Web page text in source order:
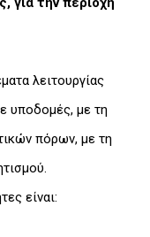
λειτουργίας
υποδομές, με τη
πόρων, με τη
είναι: